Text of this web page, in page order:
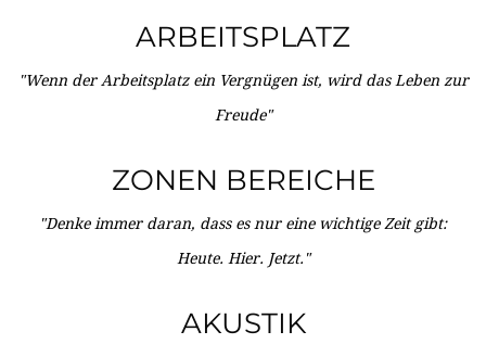
ARBEITSPLATZ
"Wenn der Arbeitsplatz ein Vergnügen ist, wird das Leben zur
Freude"
ZONEN BEREICHE
"Denke immer daran, dass es nur eine wichtige Zeit gibt:
Heute. Hier. Jetzt."
AKUSTIK